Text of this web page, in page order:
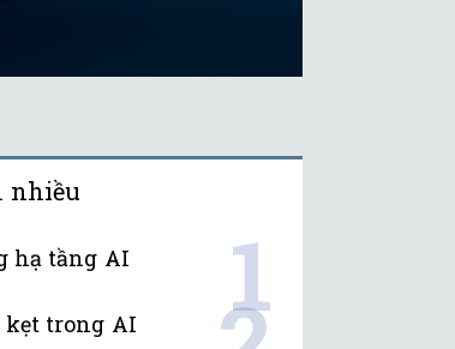
nhiều
hạ tầng AI 1
kẹt trong AI